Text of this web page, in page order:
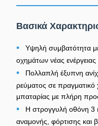
Βασικά
•
Υψηλή συμβατότητα
οχημάτων νέας ενέργειας
•
Πολλαπλή έξυπνη
ρεύματος σε πραγματικό
μπαταρίας με πλήρη
•
Η στρογγυλή οθόνη 3
αναμονής, φόρτισης και